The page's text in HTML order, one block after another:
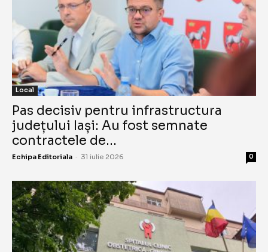
Local
Pas decisiv pentru infrastructura
județului Iași: Au fost semnate
contractele de...
Echipa Editoriala - 31 iulie 2026 0